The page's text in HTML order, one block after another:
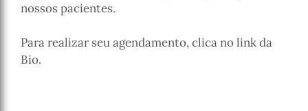
nossos pacientes.
Para realizar seu agendamento, clica no link da
Bio.